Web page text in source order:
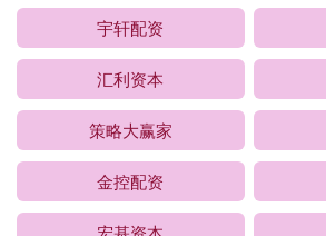
宇轩配资
汇利资本
策略大赢家
金控配资